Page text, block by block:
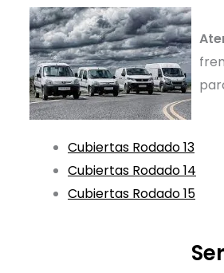
Cubiertas Rodado 13
Cubiertas Rodado 14
Cubiertas Rodado 15